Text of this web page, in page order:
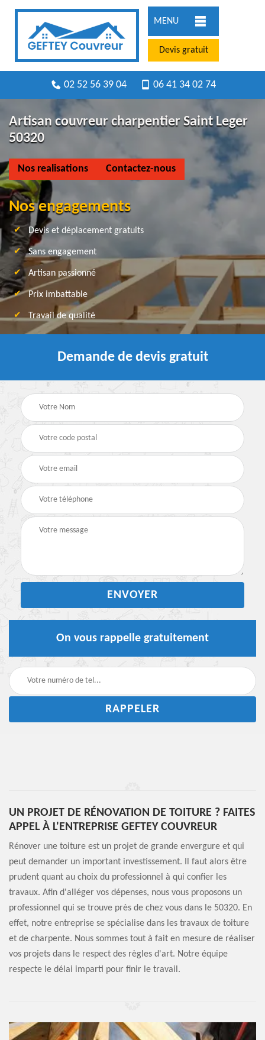
MENU
Devis gratuit
02 52 56 39 04 06 41 34 02 74
Artisan couvreur charpentier Saint Leger
50320
Nos realisations Contactez-nous
Nos engagements
Devis et déplacement gratuits
Sans engagement
Artisan passionné
Prix imbattable
Travail de qualité
Demande de devis gratuit
On vous rappelle gratuitement
UN PROJET DE RÉNOVATION DE TOITURE ? FAITES
APPEL À L'ENTREPRISE GEFTEY COUVREUR
Rénover une toiture est un projet de grande envergure et qui
peut demander un important investissement. Il faut alors être
prudent quant au choix du professionnel à qui confier les
travaux. Afin d'alléger vos dépenses, nous vous proposons un
professionnel qui se trouve près de chez vous dans le 50320. En
effet, notre entreprise se spécialise dans les travaux de toiture
et de charpente. Nous sommes tout à fait en mesure de réaliser
vos projets dans le respect des règles d'art. Notre équipe
respecte le délai imparti pour finir le travail.